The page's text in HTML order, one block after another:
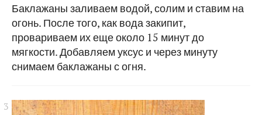
Баклажаны заливаем водой, солим и ставим на
огонь. После того, как вода закипит,
провариваем их еще около 15 минут до
мягкости. Добавляем уксус и через минуту
снимаем баклажаны с огня.